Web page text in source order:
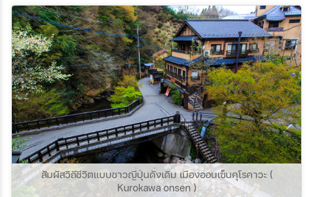
สัมผัสวิถีชีวิตแบบชาวญี่ปุ่นดั่งเดิม เมืองออนเซ็นคุโรคาวะ (
Kurokawa onsen )